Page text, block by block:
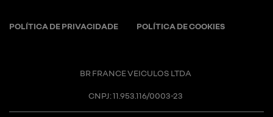
POLÍTICA DE PRIVACIDADE POLÍTICA DE COOKIES
BR FRANCE VEICULOS LTDA
CNPJ: 11.953.116/0003-23